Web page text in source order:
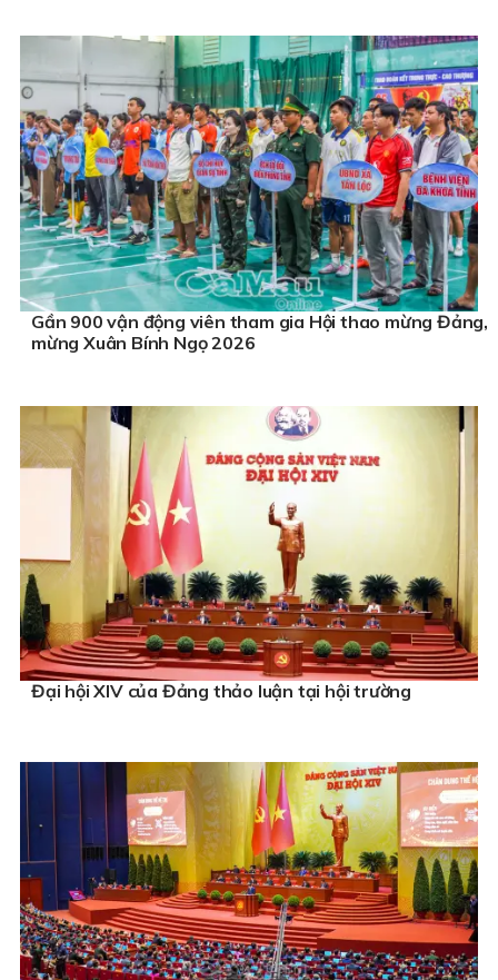
Gần 900 vận động viên tham gia Hội thao mừng Đảng,
mừng Xuân Bính Ngọ 2026
Đại hội XIV của Đảng thảo luận tại hội trường